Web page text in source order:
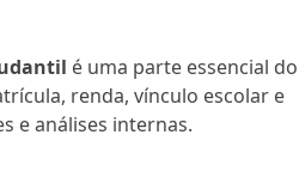
é uma parte essencial do
renda, vínculo escolar e
e análises internas.